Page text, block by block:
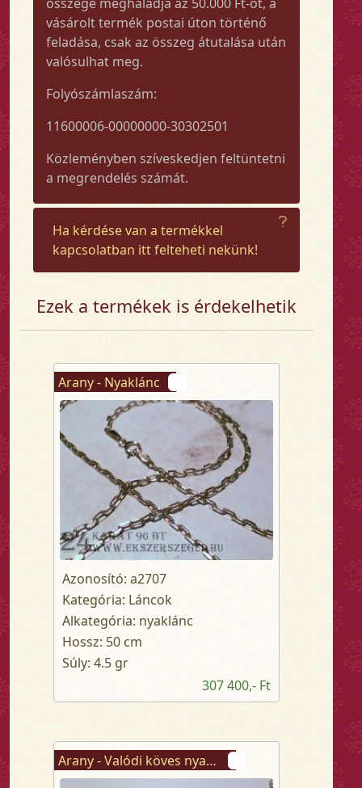
vásárolt termék postai úton történő
feladása, csak az összeg átutalása után
valósulhat meg.
Folyószámlaszám:
11600006-00000000-30302501
Közleményben szíveskedjen feltüntetni
a megrendelés számát.
Ha kérdése van a termékkel
kapcsolatban itt felteheti nekünk!
Ezek a termékek is érdekelhetik
Arany - Nyaklánc
Azonosító: a2707
Kategória: Láncok
Alkategória: nyaklánc
Hossz: 50 cm
Súly: 4.5 gr
307 400,- Ft
Arany - Valódi köves nyaklánc